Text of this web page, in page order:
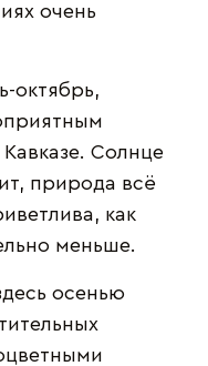
очень
октябрь,
Солнце
природа всё
как
меньше.
осенью